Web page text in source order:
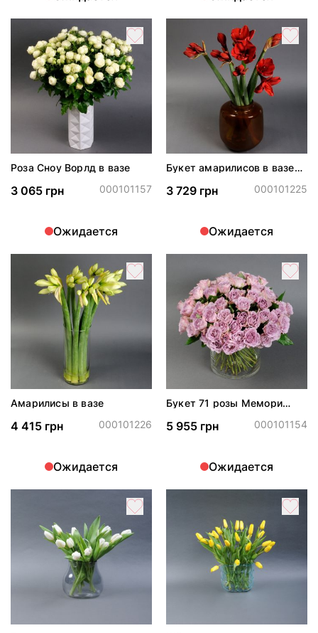
Роза Сноу Ворлд в вазе
3 065 грн 000101157
Ожидается
Букет амарилисов в вазе
3 729 грн 000101225
Ожидается
Амарилисы в вазе
4 415 грн 000101226
Ожидается
Букет 71 розы Мемори
5 955 грн 000101154
Ожидается